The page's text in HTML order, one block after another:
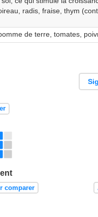
radis, fraise, thym
de terre, tomates,
comparer